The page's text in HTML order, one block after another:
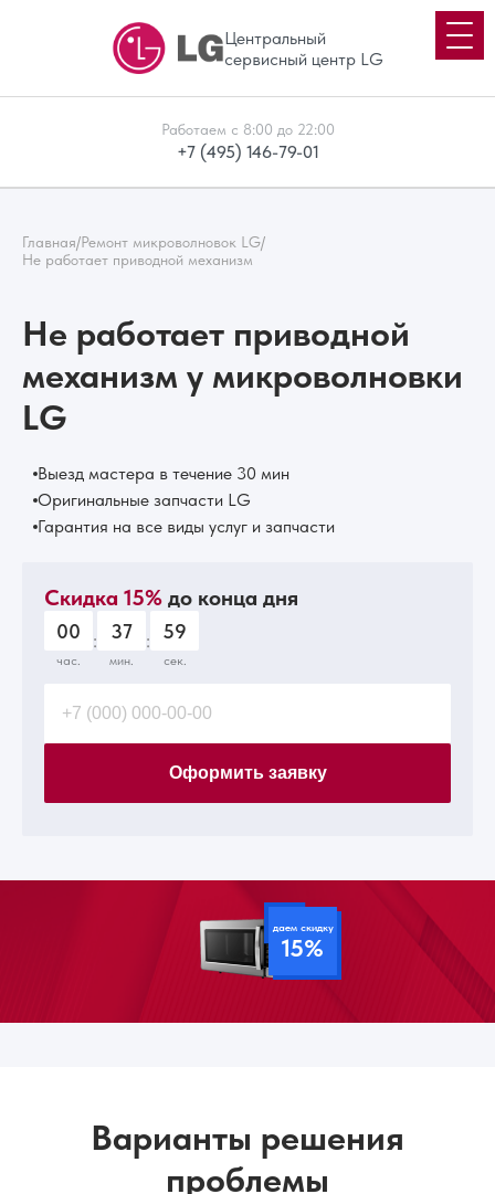
Центральный
сервисный центр LG
Работаем с 8:00 до 22:00
+7 (495) 146-79-01
Главная/Ремонт микроволновок LG/
Не работает приводной механизм
Не работает приводной
механизм у микроволновки
LG
Выезд мастера в течение 30 мин
Оригинальные запчасти LG
Гарантия на все виды услуг и запчасти
Скидка 15% до конца дня
00
час.
: 37
мин.
: 58
сек.
Оформить заявку
даем скидку
15%
Варианты решения
проблемы